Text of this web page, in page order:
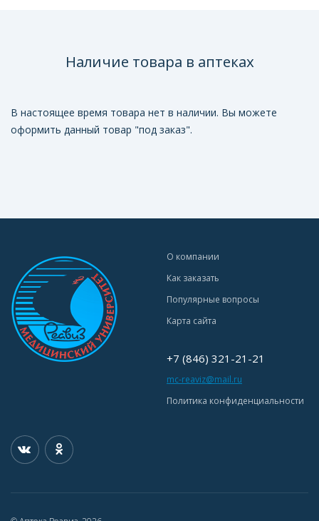
Наличие товара в аптеках
В настоящее время товара нет в наличии. Вы можете
оформить данный товар "под заказ".
О компании
Как заказать
Популярные вопросы
Карта сайта
+7 (846) 321-21-21
mc-reaviz@mail.ru
Политика конфиденциальности